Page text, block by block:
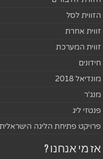
הזווית לסל
זווית אחרת
זווית המערכת
חידונים
מונדיאל 2018
מנג'ר
פנטזי ליג
פרויקט פתיחת הליגה הישראלית
אז מי אנחנו ?